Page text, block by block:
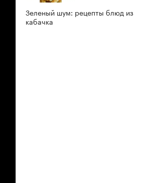
Зеленый шум: рецепты блюд из
кабачка